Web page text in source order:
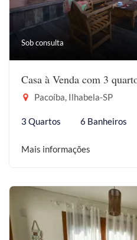
Sob consulta
Casa à Venda com 3
Pacoíba, Ilhabela-SP
3 Quartos 6 Banheiros
Mais informações